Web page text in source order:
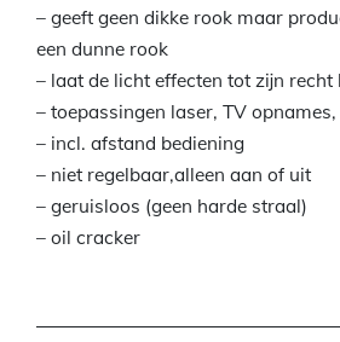
– geeft geen dikke rook maar
een dunne rook
– laat de licht effecten tot zijn recht
– toepassingen laser, TV
– incl. afstand bediening
– niet regelbaar,alleen aan of uit
– geruisloos (geen harde straal)
– oil cracker